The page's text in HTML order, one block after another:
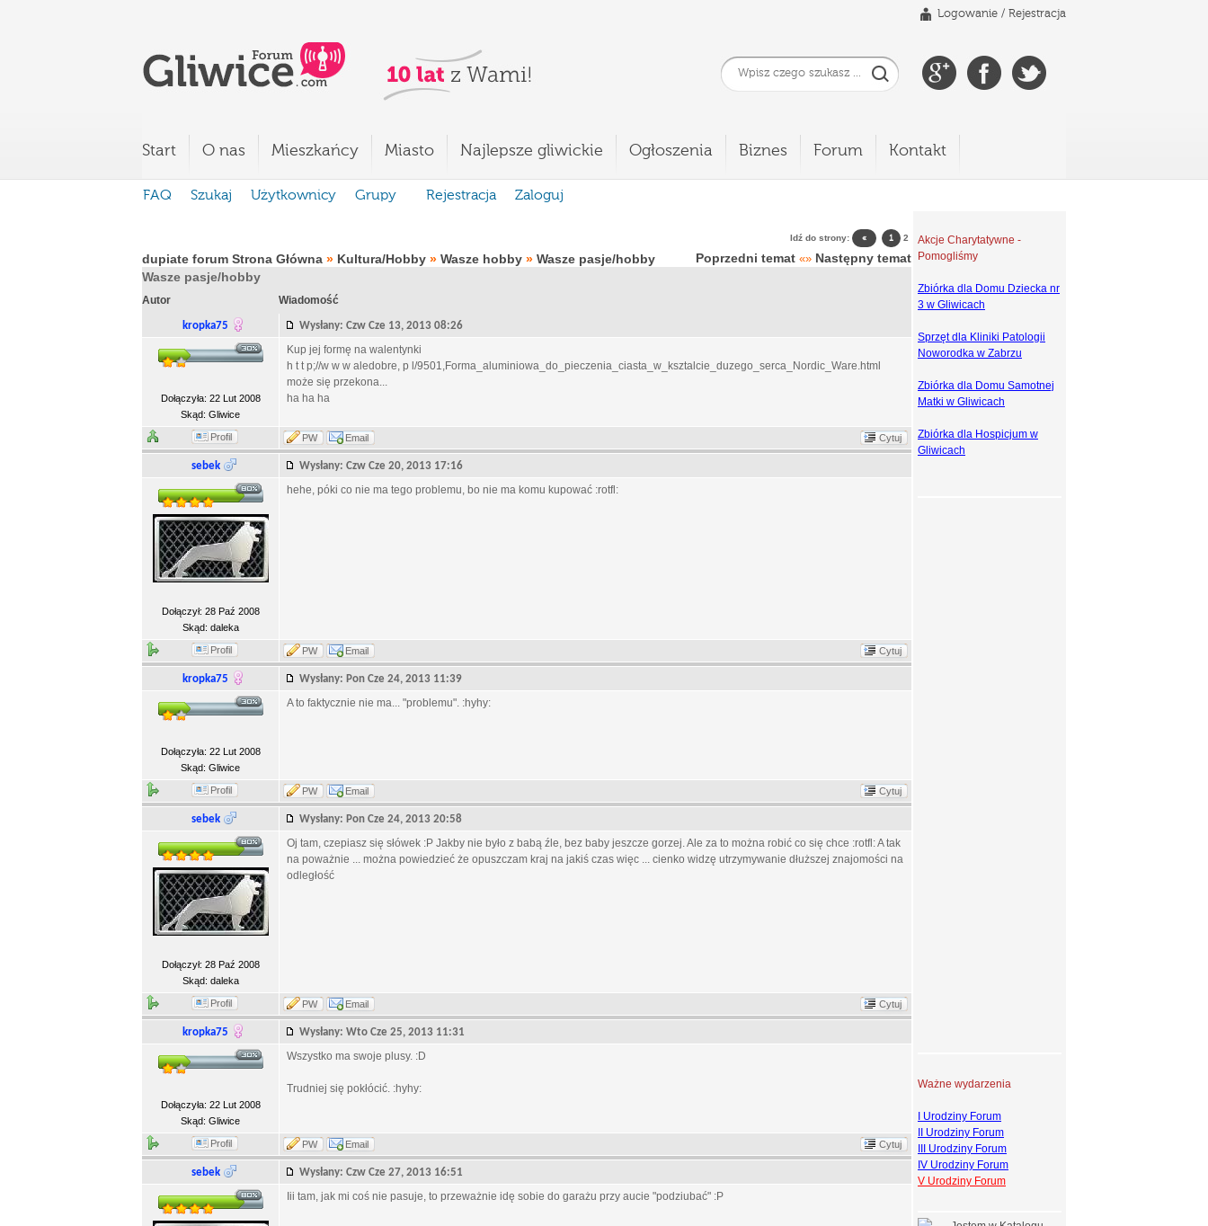
Logowanie / Rejestracja
Start O nas Mieszkańcy Miasto Najlepsze gliwickie Ogłoszenia Biznes Forum Kontakt
FAQ Szukaj Użytkownicy Grupy Rejestracja Zaloguj
dupiate forum Strona Główna » Kultura/Hobby » Wasze hobby » Wasze pasje/hobby
Idź do strony: « 1 2
Poprzedni temat «» Następny temat
Wasze pasje/hobby
Autor Wiadomość
kropka75 Wysłany: Czw Cze 13, 2013 08:26
Dołączyła: 22 Lut 2008
Skąd: Gliwice
Kup jej formę na walentynki
h t t p;//w w w aledobre, p l/9501,Forma_aluminiowa_do_pieczenia_ciasta_w_ksztalcie_duzego_serca_Nordic_Ware.html
może się przekona...
ha ha ha
Profil PW Email Cytuj
sebek Wysłany: Czw Cze 20, 2013 17:16
Dołączył: 28 Paź 2008
Skąd: daleka
hehe, póki co nie ma tego problemu, bo nie ma komu kupować :rotfl:
Profil PW Email Cytuj
kropka75 Wysłany: Pon Cze 24, 2013 11:39
Dołączyła: 22 Lut 2008
Skąd: Gliwice
A to faktycznie nie ma... "problemu". :hyhy:
Profil PW Email Cytuj
sebek Wysłany: Pon Cze 24, 2013 20:58
Dołączył: 28 Paź 2008
Skąd: daleka
Oj tam, czepiasz się słówek :P Jakby nie było z babą źle, bez baby jeszcze gorzej. Ale za to można robić co się chce :rotfl: A tak
na poważnie ... można powiedzieć że opuszczam kraj na jakiś czas więc ... cienko widzę utrzymywanie dłuższej znajomości na
odległość
Profil PW Email Cytuj
kropka75 Wysłany: Wto Cze 25, 2013 11:31
Dołączyła: 22 Lut 2008
Skąd: Gliwice
Wszystko ma swoje plusy. :D
Trudniej się pokłócić. :hyhy:
Profil PW Email Cytuj
sebek Wysłany: Czw Cze 27, 2013 16:51
Iii tam, jak mi coś nie pasuje, to przeważnie idę sobie do garażu przy aucie "podziubać" :P
Akcje Charytatywne -
Pomogliśmy
Zbiórka dla Domu Dziecka nr
3 w Gliwicach
Sprzęt dla Kliniki Patologii
Noworodka w Zabrzu
Zbiórka dla Domu Samotnej
Matki w Gliwicach
Zbiórka dla Hospicjum w
Gliwicach
Ważne wydarzenia
I Urodziny Forum
II Urodziny Forum
III Urodziny Forum
IV Urodziny Forum
V Urodziny Forum